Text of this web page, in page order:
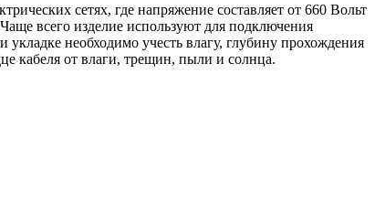
сетях, где напряжение составляет от 660 Вольт
всего изделие используют для подключения
необходимо учесть влагу, глубину прохождения
кабеля от влаги, трещин, пыли и солнца.